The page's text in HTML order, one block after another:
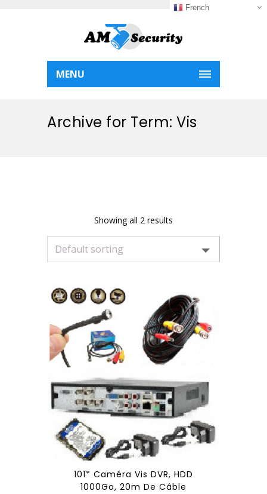
MENU
Archive for Term: Vis
Showing all 2 results
101* Caméra Vis DVR, HDD
1000Go, 20m De Câble
French